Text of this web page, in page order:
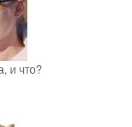
и что?